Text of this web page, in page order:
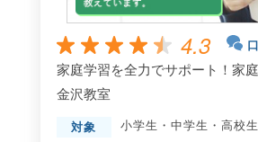
4.3
家庭学習を全力でサポート！家
金沢教室
対象 小学生 ・ 中学生 ・ 高校生